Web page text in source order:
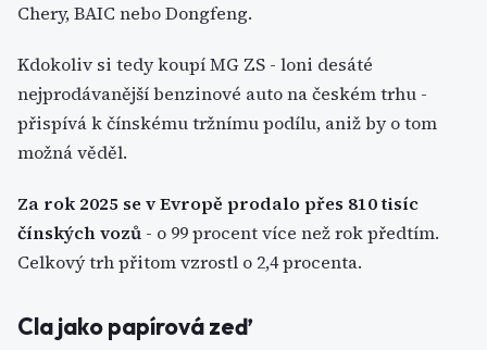
Chery, BAIC nebo Dongfeng.
Kdokoliv si tedy koupí MG ZS - loni desáté
nejprodávanější benzinové auto na českém trhu -
přispívá k čínskému tržnímu podílu, aniž by o tom
možná věděl.
Za rok 2025 se v Evropě prodalo přes 810 tisíc
čínských vozů - o 99 procent více než rok předtím.
Celkový trh přitom vzrostl o 2,4 procenta.
Cla jako papírová zeď